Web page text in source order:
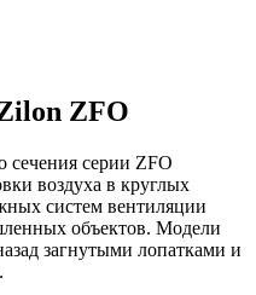
ZFO
сечения серии ZFO
воздуха в круглых
систем вентиляции
объектов. Модели
загнутыми лопатками и